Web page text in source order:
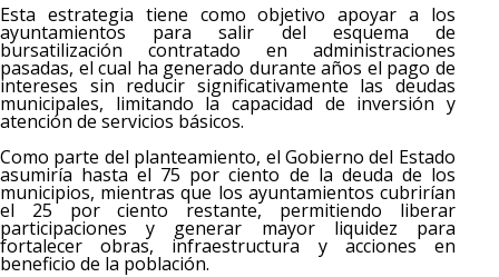
Esta estrategia tiene como objetivo apoyar a los
ayuntamientos para salir del esquema de
bursatilización contratado en administraciones
pasadas, el cual ha generado durante años el pago de
intereses sin reducir significativamente las deudas
municipales, limitando la capacidad de inversión y
atención de servicios básicos.
Como parte del planteamiento, el Gobierno del Estado
asumiría hasta el 75 por ciento de la deuda de los
municipios, mientras que los ayuntamientos cubrirían
el 25 por ciento restante, permitiendo liberar
participaciones y generar mayor liquidez para
fortalecer obras, infraestructura y acciones en
beneficio de la población.